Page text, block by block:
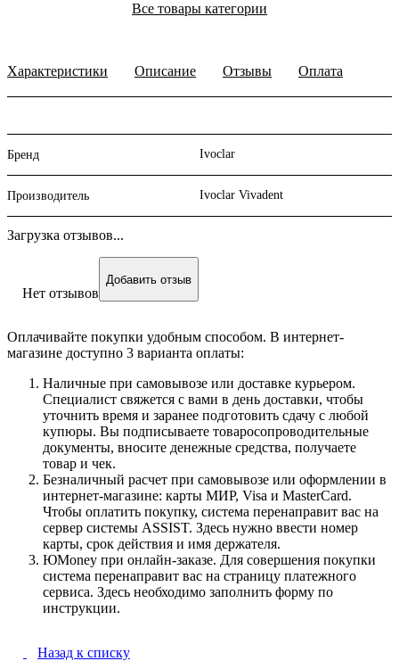
Все товары категории
Характеристики Описание Отзывы Оплата
Бренд Ivoclar
Производитель Ivoclar Vivadent
Загрузка отзывов...
Нет отзывов
Добавить отзыв
Оплачивайте покупки удобным способом. В интернет-
магазине доступно 3 варианта оплаты:
Наличные при самовывозе или доставке курьером.
Специалист свяжется с вами в день доставки, чтобы
уточнить время и заранее подготовить сдачу с любой
купюры. Вы подписываете товаросопроводительные
документы, вносите денежные средства, получаете
товар и чек.
Безналичный расчет при самовывозе или оформлении в
интернет-магазине: карты МИР, Visa и MasterCard.
Чтобы оплатить покупку, система перенаправит вас на
сервер системы ASSIST. Здесь нужно ввести номер
карты, срок действия и имя держателя.
ЮMoney при онлайн-заказе. Для совершения покупки
система перенаправит вас на страницу платежного
сервиса. Здесь необходимо заполнить форму по
инструкции.
Назад к списку